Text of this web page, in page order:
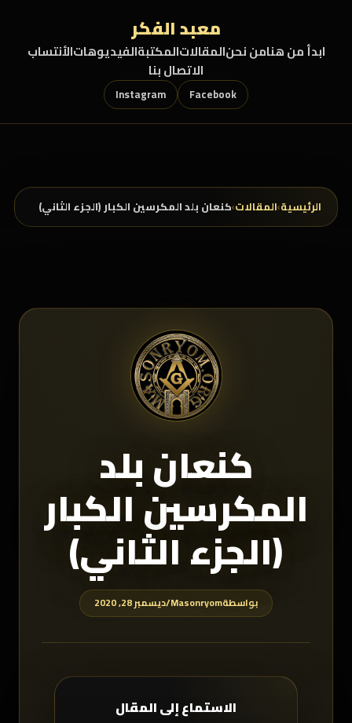
معبد الفكر
ابدأ من هنامن نحنالمقالاتالمكتبةالفيديوهاتالأنتساب
الاتصال بنا
Facebook
Instagram
الرئيسية›المقالات›كنعان بلد المكرسين الكبار (الجزء الثاني)
كنعان بلد
المكرسين الكبار
(الجزء الثاني)
بواسطةMasonryom
/ديسمبر 28, 2020
الاستماع إلى المقال